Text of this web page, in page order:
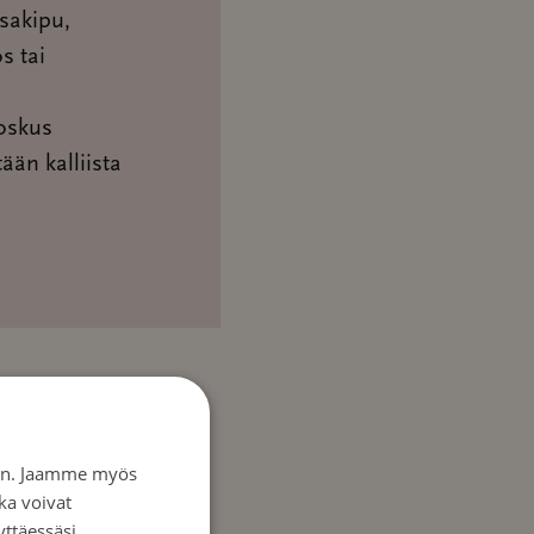
tai
kalliista
Jaamme myös
voivat